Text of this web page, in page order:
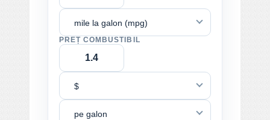
mile la galon (mpg)
PREȚ COMBUSTIBIL
$
pe galon